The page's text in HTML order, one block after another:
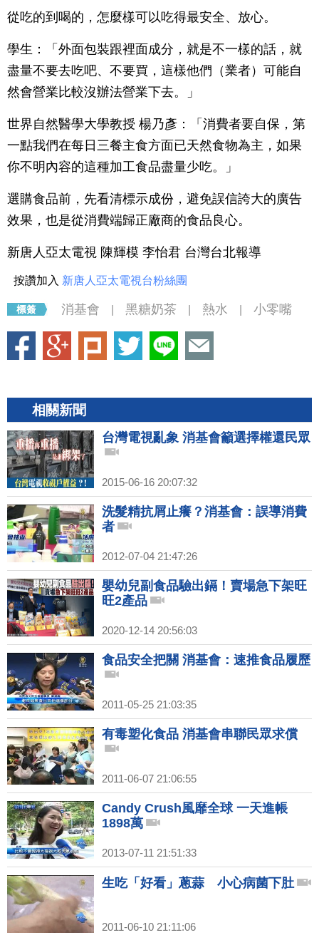
從吃的到喝的，怎麼樣可以吃得最安全、放心。
學生：「外面包裝跟裡面成分，就是不一樣的話，就
盡量不要去吃吧、不要買，這樣他們（業者）可能自
然會營業比較沒辦法營業下去。」
世界自然醫學大學教授 楊乃彥：「消費者要自保，第
一點我們在每日三餐主食方面已天然食物為主，如果
你不明內容的這種加工食品盡量少吃。」
選購食品前，先看清標示成份，避免誤信誇大的廣告
效果，也是從消費端歸正廠商的食品良心。
新唐人亞太電視 陳輝模 李怡君 台灣台北報導
按讚加入 新唐人亞太電視台粉絲團
消基會 黑糖奶茶 熱水 小零嘴
相關新聞
台灣電視亂象 消基會籲選擇權還民眾
2015-06-16 20:07:32
洗髮精抗屑止癢？消基會：誤導消費
者
2012-07-04 21:47:26
嬰幼兒副食品驗出鎘！賣場急下架旺
旺2產品
2020-12-14 20:56:03
食品安全把關 消基會：速推食品履歷
2011-05-25 21:03:35
有毒塑化食品 消基會串聯民眾求償
2011-06-07 21:06:55
Candy Crush風靡全球 一天進帳
1898萬
2013-07-11 21:51:33
生吃「好看」蔥蒜 小心病菌下肚
2011-06-10 21:11:06